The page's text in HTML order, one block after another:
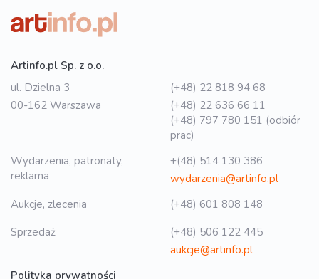
Artinfo.pl Sp. z o.o.
ul. Dzielna 3
00-162 Warszawa
(+48) 22 818 94 68
(+48) 22 636 66 11
(+48) 797 780 151 (odbiór
prac)
Wydarzenia, patronaty,
reklama
+(48) 514 130 386
wydarzenia@artinfo.pl
Aukcje, zlecenia
(+48) 601 808 148
Sprzedaż
(+48) 506 122 445
aukcje@artinfo.pl
Polityka prywatności